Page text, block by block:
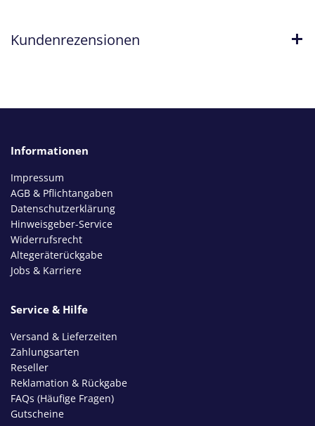
Kundenrezensionen
Informationen
Impressum
AGB & Pflichtangaben
Datenschutzerklärung
Hinweisgeber-Service
Widerrufsrecht
Altegeräterückgabe
Jobs & Karriere
Service & Hilfe
Versand & Lieferzeiten
Zahlungsarten
Reseller
Reklamation & Rückgabe
FAQs (Häufige Fragen)
Gutscheine